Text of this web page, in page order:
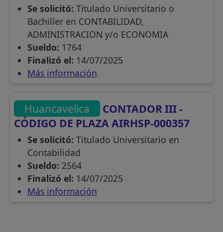
Se solicitó: Titulado Universitario o
Bachiller en CONTABILIDAD,
ADMINISTRACION y/o ECONOMIA
Sueldo: 1764
Finalizó el: 14/07/2025
Más información
Huancavelica
CONTADOR III -
CÓDIGO DE PLAZA AIRHSP-000357
Se solicitó: Titulado Universitario en
Contabilidad
Sueldo: 2564
Finalizó el: 14/07/2025
Más información